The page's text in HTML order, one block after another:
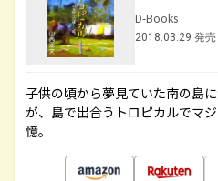
D-Books
2018.03.29 発売
子供の頃から夢見ていた南の島
が、島で出合うトロピカルでマ
憶。